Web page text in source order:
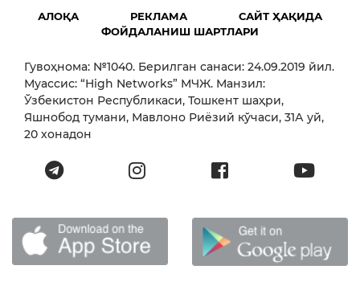
АЛОҚА РЕКЛАМА
САЙТ ҲАҚИДА
ФОЙДАЛАНИШ ШАРТЛАРИ
Гувоҳнома: №1040. Берилган санаси: 24.09.2019 йил.
Муассис: “High Networks” МЧЖ. Манзил:
Ўзбекистон Республикаси, Тошкент шаҳри,
Яшнобод тумани, Мавлоно Риёзий кўчаси, 31А уй,
20 хонадон